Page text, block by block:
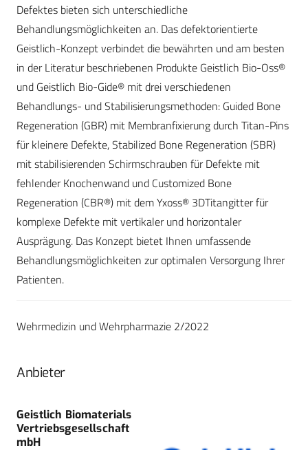
Defektes bieten sich unterschiedliche
Behandlungsmöglichkeiten an. Das defektorientierte
Geistlich-Konzept verbindet die bewährten und am besten
in der Literatur beschriebenen Produkte Geistlich Bio-Oss®
und Geistlich Bio-Gide® mit drei verschiedenen
Behandlungs- und Stabilisierungsmethoden: Guided Bone
Regeneration (GBR) mit Membranfixierung durch Titan-Pins
für kleinere Defekte, Stabilized Bone Regeneration (SBR)
mit stabilisierenden Schirmschrauben für Defekte mit
fehlender Knochenwand und Customized Bone
Regeneration (CBR®) mit dem Yxoss® 3DTitangitter für
komplexe Defekte mit vertikaler und horizontaler
Ausprägung. Das Konzept bietet Ihnen umfassende
Behandlungsmöglichkeiten zur optimalen Versorgung Ihrer
Patienten.
Wehrmedizin und Wehrpharmazie 2/2022
Anbieter
Geistlich Biomaterials
Vertriebsgesellschaft
mbH